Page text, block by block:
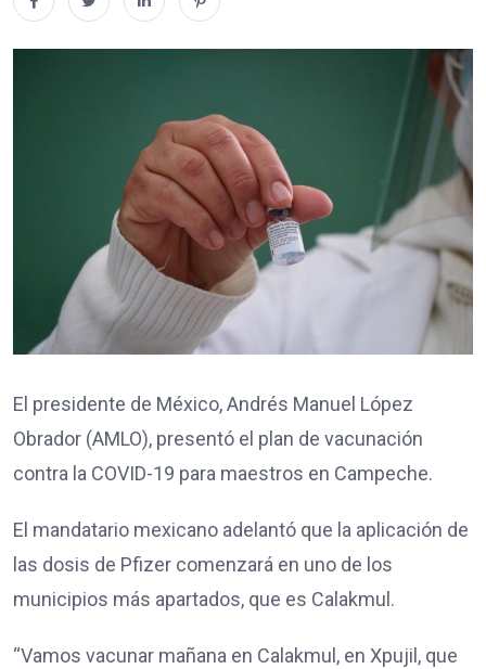
El presidente de México, Andrés Manuel López
Obrador (AMLO), presentó el plan de vacunación
contra la COVID-19 para maestros en Campeche.
El mandatario mexicano adelantó que la aplicación de
las dosis de Pfizer comenzará en uno de los
municipios más apartados, que es Calakmul.
“Vamos vacunar mañana en Calakmul, en Xpujil, que